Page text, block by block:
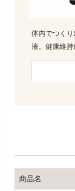
体内でつく
液。健康維持
商品名